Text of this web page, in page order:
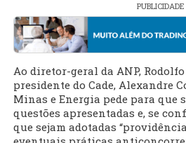
PUBLICIDADE
Ao diretor-geral da ANP, Rodolfo
presidente do Cade, Alexandre
Minas e Energia pede para que
questões apresentadas e, se
que sejam adotadas